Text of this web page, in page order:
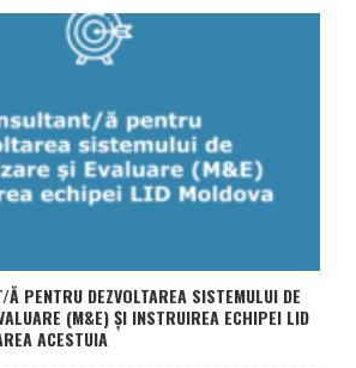
PENTRU DEZVOLTAREA SISTEMULUI DE
(M&E) ȘI INSTRUIREA ECHIPEI LID
ACESTUIA